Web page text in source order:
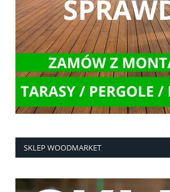
SKLEP WOODMARKET